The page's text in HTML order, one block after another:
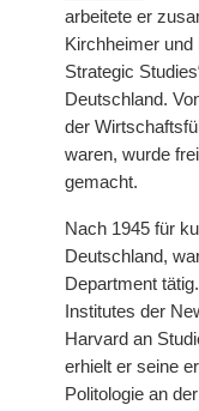
arbeitete er
Kirchheimer und
Strategic
Deutschland.
der
waren, wurde
gemacht.
Nach 1945 für
Deutschland,
Department
Institutes der
Harvard an
erhielt er seine
Politologie an